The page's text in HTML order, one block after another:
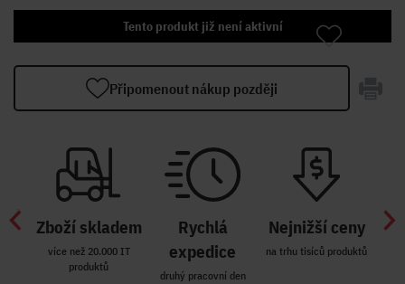
Tento produkt již není aktivní
Připomenout nákup později
Zboží skladem
více než 20.000 IT
produktů
Rychlá
expedice
druhý pracovní den
Nejnižší ceny
na trhu tisíců produktů